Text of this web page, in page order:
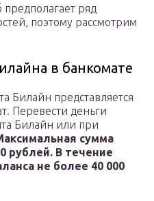
ряд
поэтому рассмотрим
в банкомате
Билайн представляется
Перевести деньги
Билайн или при
сумма
рублей. В течение
не более 40 000